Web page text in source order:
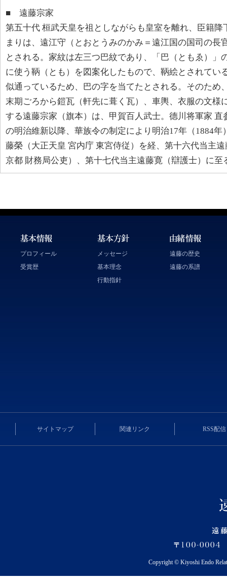
■ 遠藤宗家
第五十代 桓武天皇を祖としながらも皇室を離れ、臣籍
まりは、遠江守（とおとうみのかみ＝遠江国の国司の長
とされる。家紋は左三つ巴紋であり、「巴（ともゑ）」
に使う鞆（とも）を図案化したもので、鞆絵とされてい
似通っているため、巴の字を当てたとされる。そのため
末期ごろから鎧瓦（軒先に葺く瓦）、車輿、衣服の文様
する遠藤宗家（旗本）は、甲賀百人武士。德川将軍家
の明治維新以降、華族令の制定により明治17年（1884
藤榮（大正天皇 宮内庁 東宮侍従）を経、第十六代当主
京都 財務局公吏）、第十七代当主遠藤寛（辯護士）に至
プロフィール
受賞歴
メッセージ
基本理念
行動指針
遠藤の歴史
遠藤の系譜
サイトマップ 関連リンク RSS配信
Copyright © Kiyoshi Endo